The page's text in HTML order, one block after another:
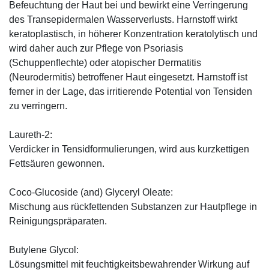
Befeuchtung der Haut bei und bewirkt eine Verringerung
des Transepidermalen Wasserverlusts. Harnstoff wirkt
keratoplastisch, in höherer Konzentration keratolytisch und
wird daher auch zur Pflege von Psoriasis
(Schuppenflechte) oder atopischer Dermatitis
(Neurodermitis) betroffener Haut eingesetzt. Harnstoff ist
ferner in der Lage, das irritierende Potential von Tensiden
zu verringern.
Laureth-2:
Verdicker in Tensidformulierungen, wird aus kurzkettigen
Fettsäuren gewonnen.
Coco-Glucoside (and) Glyceryl Oleate:
Mischung aus rückfettenden Substanzen zur Hautpflege in
Reinigungspräparaten.
Butylene Glycol:
Lösungsmittel mit feuchtigkeitsbewahrender Wirkung auf